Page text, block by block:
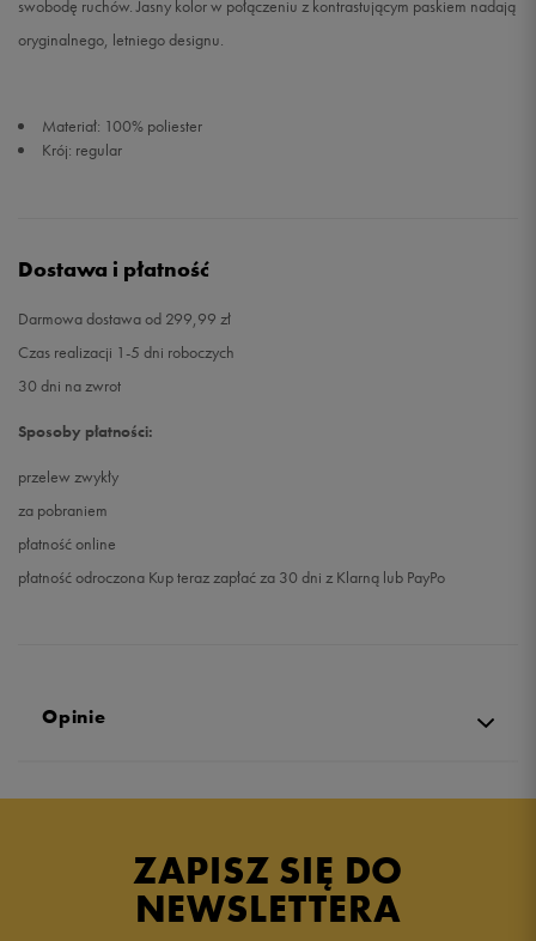
swobodę ruchów. Jasny kolor w połączeniu z kontrastującym paskiem nadają
oryginalnego, letniego designu.
Materiał: 100% poliester
Krój: regular
Dostawa i płatność
Darmowa dostawa od 299,99 zł
Czas realizacji 1-5 dni roboczych
30 dni na zwrot
Sposoby płatności:
przelew zwykły
za pobraniem
płatność online
płatność odroczona Kup teraz zapłać za 30 dni z Klarną lub PayPo
Opinie
ZAPISZ SIĘ DO
NEWSLETTERA